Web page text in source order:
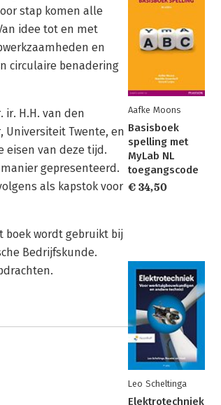
stap komen alle
idee tot en met
en
circulaire benadering
ir. H.H. van den
Universiteit Twente, en
eisen van deze tijd.
gepresenteerd.
als kapstok voor
boek wordt gebruikt bij
Bedrijfskunde.
Aafke Moons
Basisboek
spelling met
MyLab NL
toegangscode
€ 34,50
Leo Scheltinga
Elektrotechniek